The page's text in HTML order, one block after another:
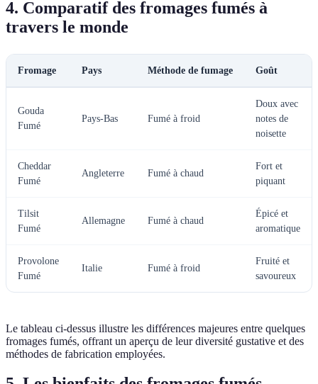
4. Comparatif des fromages fumés à
travers le monde
Fromage Pays Méthode de fumage Goût
Gouda
Fumé
Pays-Bas Fumé à froid
Doux avec
notes de
noisette
Cheddar
Fumé
Angleterre Fumé à chaud
Fort et
piquant
Tilsit
Fumé
Allemagne Fumé à chaud
Épicé et
aromatique
Provolone
Fumé
Italie Fumé à froid
Fruité et
savoureux
Le tableau ci-dessus illustre les différences majeures entre quelques
fromages fumés, offrant un aperçu de leur diversité gustative et des
méthodes de fabrication employées.